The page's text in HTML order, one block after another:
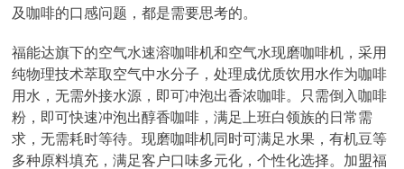
及咖啡的口感问题，都是需要思考的。
福能达旗下的空气水速溶咖啡机和空气水现磨咖啡机，采用
纯物理技术萃取空气中水分子，处理成优质饮用水作为咖啡
用水，无需外接水源，即可冲泡出香浓咖啡。只需倒入咖啡
粉，即可快速冲泡出醇香咖啡，满足上班白领族的日常需
求，无需耗时等待。现磨咖啡机同时可满足水果，有机豆等
多种原料填充，满足客户口味多元化，个性化选择。加盟福